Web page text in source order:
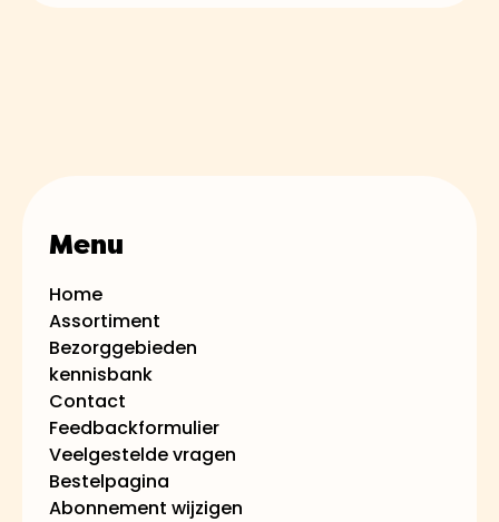
correct invoert.
Menu
Home
Assortiment
Bezorggebieden
kennisbank
Contact
Feedbackformulier
Veelgestelde vragen
Bestelpagina
Abonnement wijzigen